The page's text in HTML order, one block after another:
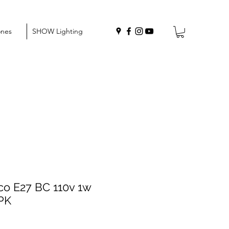
SHOW Lighting
E27 BC 110v 1w